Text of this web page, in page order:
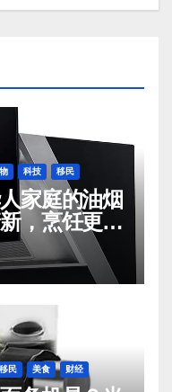
科技 移民
家庭的油烟
，烹饪更轻
移民 美食 财经